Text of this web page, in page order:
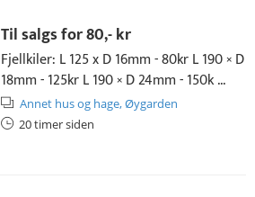
Til salgs for80,- kr
Fjellkiler: L 125 x D 16mm - 80kr L 190 × D
18mm - 125kr L 190 × D 24mm - 150k ...
Annet hus og hage,Øygarden
20 timer siden